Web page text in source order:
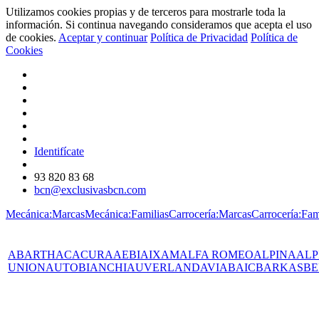
Utilizamos cookies propias y de terceros para mostrarle toda la
información. Si continua navegando consideramos que acepta el uso
de cookies. Aceptar y continuar Política de Privacidad Política de
Cookies
Identifícate
93 820 83 68
bcn@exclusivasbcn.com
Mecánica:MarcasMecánica:FamiliasCarrocería:Marcas
ABARTHACACURAAEBIAIXAMALFA ROMEOALPINA
UNIONAUTOBIANCHIAUVERLANDAVIABAICBARKAS